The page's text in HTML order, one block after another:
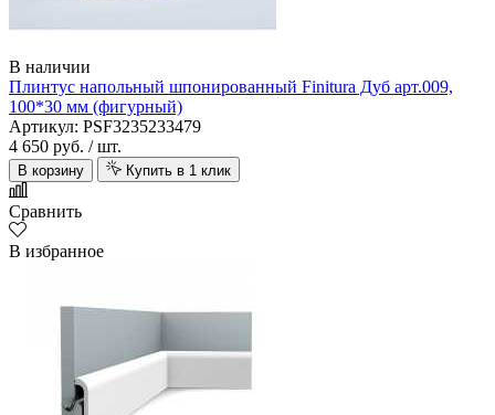
В наличии
Плинтус напольный шпонированный Finitura Дуб арт.009,
100*30 мм (фигурный)
Артикул: PSF3235233479
4 650 руб. / шт.
В корзину Купить в 1 клик
Сравнить
В избранное